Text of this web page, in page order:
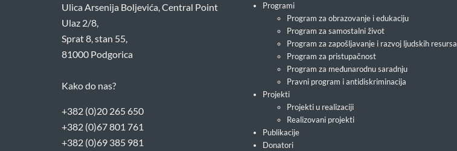
Ulica Arsenija Boljevića, Central Point
Ulaz 2/8,
Sprat 8, stan 55,
81000 Podgorica
Kako do nas?
+382 (0)20 265 650
+382 (0)67 801 761
+382 (0)69 385 981
Programi
Program za obrazovanje i edukaciju
Program za samostalni život
Program za zapošljavanje i razvoj ljudskih resursa
Program za pristupačnost
Program za međunarodnu saradnju
Pravni program i antidiskriminacija
Projekti
Projekti u realizaciji
Realizovani projekti
Publikacije
Donatori